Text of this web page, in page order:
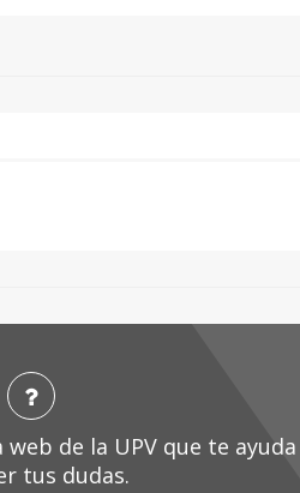
de la UPV que te ayuda
tus dudas.